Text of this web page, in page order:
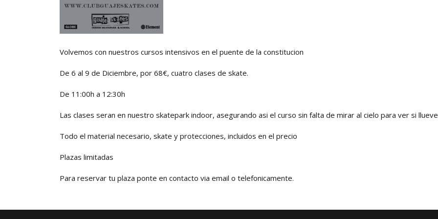
Volvemos con nuestros cursos intensivos en el puente de la constitucion
De 6 al 9 de Diciembre, por 68€, cuatro clases de skate.
De 11:00h a 12:30h
Las clases seran en nuestro skatepark indoor, asegurando asi el curso sin falta de mirar al cielo para ver si
Todo el material necesario, skate y protecciones, incluidos en el precio
Plazas limitadas
Para reservar tu plaza ponte en contacto via email o telefonicamente.